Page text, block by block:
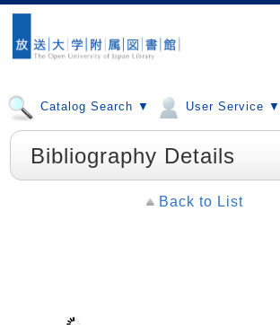
Catalog Search ▼ User Service ▼
Bibliography Details
Back to List